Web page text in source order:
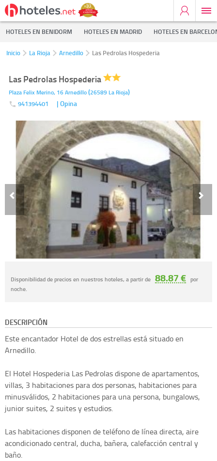
HOTELES EN BENIDORM HOTELES EN MADRID HOTELES EN
Inicio La Rioja Arnedillo Las Pedrolas Hospederia
Las Pedrolas Hospederia
Plaza Felix Merino, 16Arnedillo(26589 La Rioja)
941394401 | Opina
Disponibilidad de precios en nuestros hoteles, a partir de 88.87 € por
noche.
DESCRIPCIÓN
Este encantador Hotel de dos estrellas está situado en
Arnedillo.
El Hotel Hospederia Las Pedrolas dispone de apartamentos,
villas, 3 habitaciones para dos personas, habitaciones para
minusválidos, 2 habitaciones para una persona, bungalows,
junior suites, 2 suites y estudios.
Las habitaciones disponen de teléfono de línea directa, aire
acondicionado central, ducha, bañera, calefacción central y
baño.